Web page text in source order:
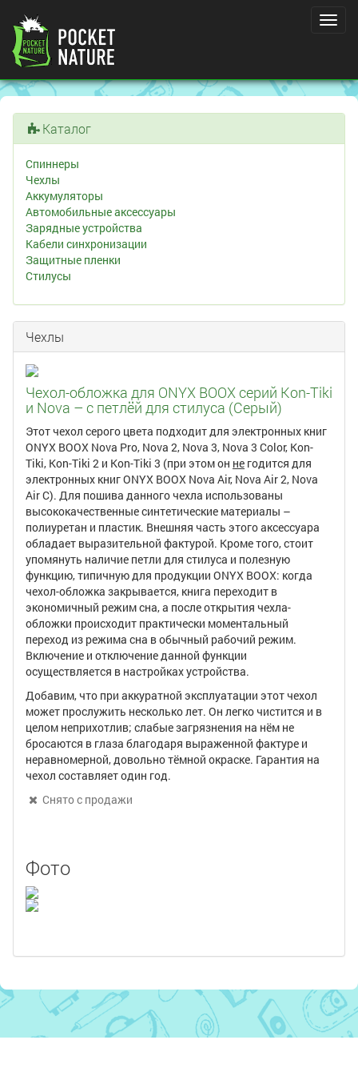
Каталог
Спиннеры
Чехлы
Аккумуляторы
Автомобильные аксессуары
Зарядные устройства
Кабели синхронизации
Защитные пленки
Стилусы
Чехлы
Чехол-обложка для ONYX BOOX серий Kon-Tiki
и Nova – с петлёй для стилуса (Серый)
Этот чехол серого цвета подходит для электронных книг
ONYX BOOX Nova Pro, Nova 2, Nova 3, Nova 3 Color, Kon-
Tiki, Kon-Tiki 2 и Kon-Tiki 3 (при этом он не годится для
электронных книг ONYX BOOX Nova Air, Nova Air 2, Nova
Air C). Для пошива данного чехла использованы
высококачественные синтетические материалы –
полиуретан и пластик. Внешняя часть этого аксессуара
обладает выразительной фактурой. Кроме того, стоит
упомянуть наличие петли для стилуса и полезную
функцию, типичную для продукции ONYX BOOX: когда
чехол-обложка закрывается, книга переходит в
экономичный режим сна, а после открытия чехла-
обложки происходит практически моментальный
переход из режима сна в обычный рабочий режим.
Включение и отключение данной функции
осуществляется в настройках устройства.
Добавим, что при аккуратной эксплуатации этот чехол
может прослужить несколько лет. Он легко чистится и в
целом неприхотлив; слабые загрязнения на нём не
бросаются в глаза благодаря выраженной фактуре и
неравномерной, довольно тёмной окраске. Гарантия на
чехол составляет один год.
Снято с продажи
Фото